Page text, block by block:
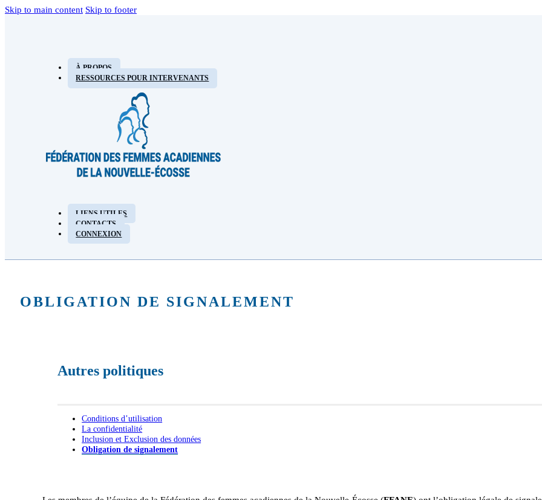
Skip to main content Skip to footer
À PROPOS
RESSOURCES POUR INTERVENANTS
LIENS UTILES
CONTACTS
CONNEXION
OBLIGATION DE SIGNALEMENT
Autres politiques
Conditions d’utilisation
La confidentialité
Inclusion et Exclusion des données
Obligation de signalement